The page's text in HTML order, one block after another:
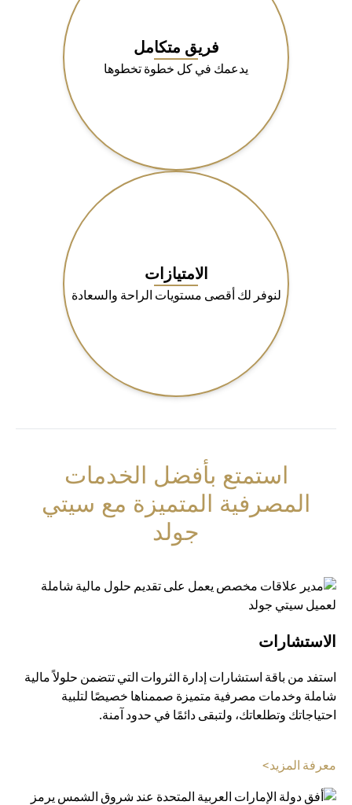
فريق متكامل
يدعمك في كل خطوة تخطوها
الامتيازات
لنوفر لك أقصى مستويات الراحة والسعادة
استمتع بأفضل الخدمات
المصرفية المتميزة مع سيتي
جولد
الاستشارات
استفد من باقة استشارات إدارة الثروات التي تتضمن حلولاً مالية
شاملة وخدمات مصرفية متميزة صممناها خصيصًا لتلبية
احتياجاتك وتطلعاتك، ولتبقى دائمًا في حدود آمنة.
معرفة المزيد>